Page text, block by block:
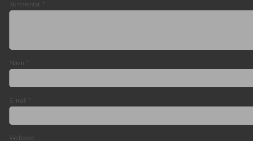
Kommentar *
Navn *
E-mail *
Websted